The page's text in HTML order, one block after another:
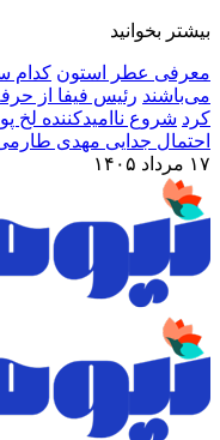
بیشتر بخوانید
معرفی عطر استون کدام
می‌باشند رئیس فیفا از
کرد شروع ناامیدکننده لخ
احتمال جدایی مهدی
۱۷ مرداد ۱۴۰۵